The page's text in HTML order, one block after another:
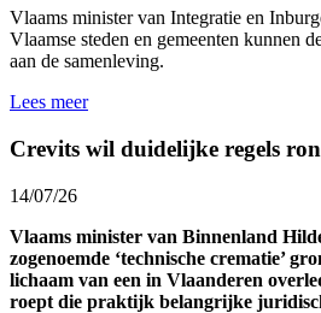
Vlaams minister van Integratie en
Vlaamse steden en gemeenten kunnen
aan de samenleving.
Lees meer
Crevits wil duidelijke regels
14/07/26
Vlaams minister van Binnenland
zogenoemde ‘technische crematie’
lichaam van een in Vlaanderen
roept die praktijk belangrijke